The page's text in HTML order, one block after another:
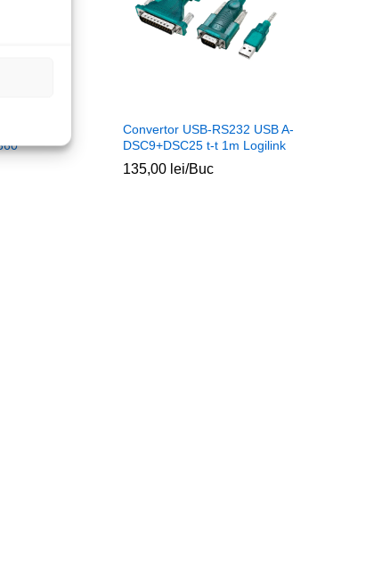
Convertor USB-RS232 USB A-
DSC9+DSC25 t-t 1m Logilink
135,00 lei/Buc